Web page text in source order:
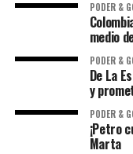
PODER &
medio
PODER &
De La
y
PODER &
¡Petro
Marta